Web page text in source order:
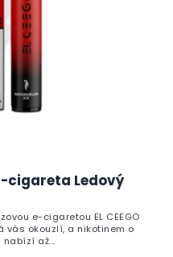
cigareta Ledový
e-cigaretou EL CEEGO
vás okouzlí, a nikotinem o
až...